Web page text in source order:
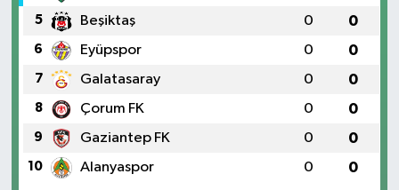
5 Beşiktaş 0 0
6 Eyüpspor 0 0
7 Galatasaray 0 0
8 Çorum FK 0 0
9 Gaziantep FK 0 0
10 Alanyaspor 0 0